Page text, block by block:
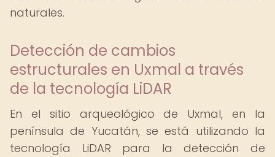
naturales.
Detección de cambios
estructurales en Uxmal a través
de la tecnología LiDAR
En el sitio arqueológico de Uxmal, en la
península de Yucatán, se está utilizando la
tecnología LiDAR para la detección de